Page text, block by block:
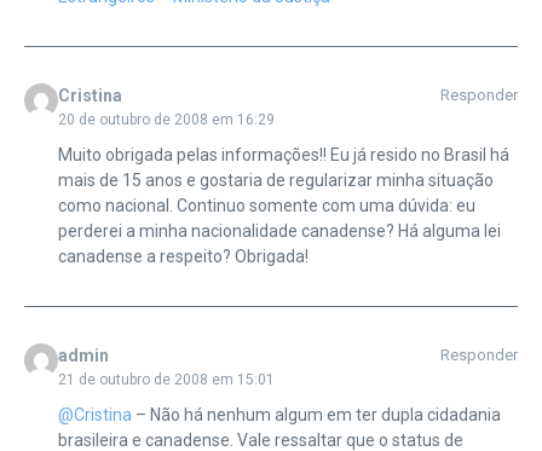
Cristina
20 de outubro de 2008 em 16:29
Responder
Muito obrigada pelas informações!! Eu já resido no Brasil há
mais de 15 anos e gostaria de regularizar minha situação
como nacional. Continuo somente com uma dúvida: eu
perderei a minha nacionalidade canadense? Há alguma lei
canadense a respeito? Obrigada!
admin
21 de outubro de 2008 em 15:01
Responder
@Cristina – Não há nenhum algum em ter dupla cidadania
brasileira e canadense. Vale ressaltar que o status de